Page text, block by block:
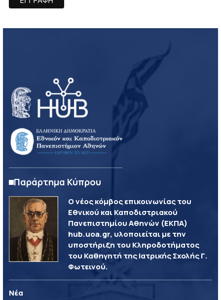
Παράρτημα Κύπρου
Ο νέος κόμβος επικοινωνίας του
Εθνικού και Καποδιστριακού
Πανεπιστημίου Αθηνών (ΕΚΠΑ)
hub.uoa.gr, υλοποιείται με την
υποστήριξη του Κληροδοτήματος
του Καθηγητή της Ιατρικής Σχολής Γ.
Φωτεινού.
Νέα